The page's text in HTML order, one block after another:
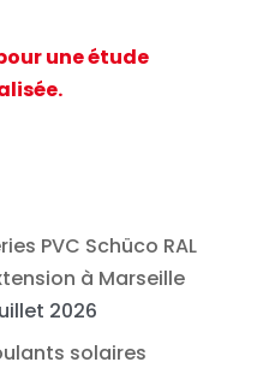
une étude
PVC Schüco RAL
à Marseille
2026
solaires